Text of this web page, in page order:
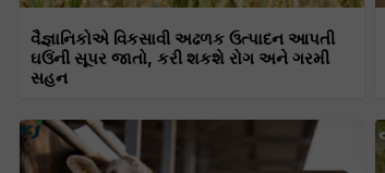
વૈજ્ઞાનિકોએ વિકસાવી અઢળક ઉત્પાદન આપતી
ઘઉંની સૂપર જાતો, કરી શકશે રોગ અને ગરમી
સહન